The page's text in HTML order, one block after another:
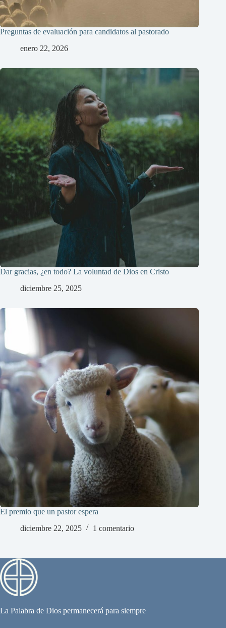
Preguntas de evaluación para candidatos al pastorado
enero 22, 2026
Dar gracias, ¿en todo? La voluntad de Dios en Cristo
diciembre 25, 2025
El premio que un pastor espera
diciembre 22, 2025
1 comentario
La Palabra de Dios permanecerá para siempre